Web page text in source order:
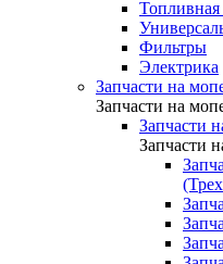
Топливная
Фильтры
Электрика
Запчасти на
Запчасти на
Запчасти
Запчасти